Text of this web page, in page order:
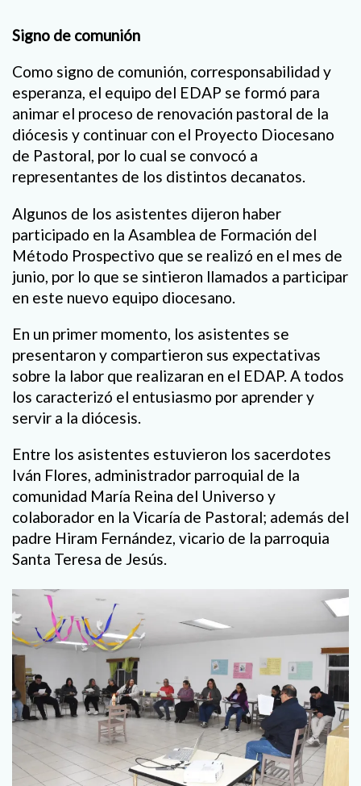
Signo de comunión
Como signo de comunión, corresponsabilidad y
esperanza, el equipo del EDAP se formó para
animar el proceso de renovación pastoral de la
diócesis y continuar con el Proyecto Diocesano
de Pastoral, por lo cual se convocó a
representantes de los distintos decanatos.
Algunos de los asistentes dijeron haber
participado en la Asamblea de Formación del
Método Prospectivo que se realizó en el mes de
junio, por lo que se sintieron llamados a participar
en este nuevo equipo diocesano.
En un primer momento, los asistentes se
presentaron y compartieron sus expectativas
sobre la labor que realizaran en el EDAP. A todos
los caracterizó el entusiasmo por aprender y
servir a la diócesis.
Entre los asistentes estuvieron los sacerdotes
Iván Flores, administrador parroquial de la
comunidad María Reina del Universo y
colaborador en la Vicaría de Pastoral; además del
padre Hiram Fernández, vicario de la parroquia
Santa Teresa de Jesús.